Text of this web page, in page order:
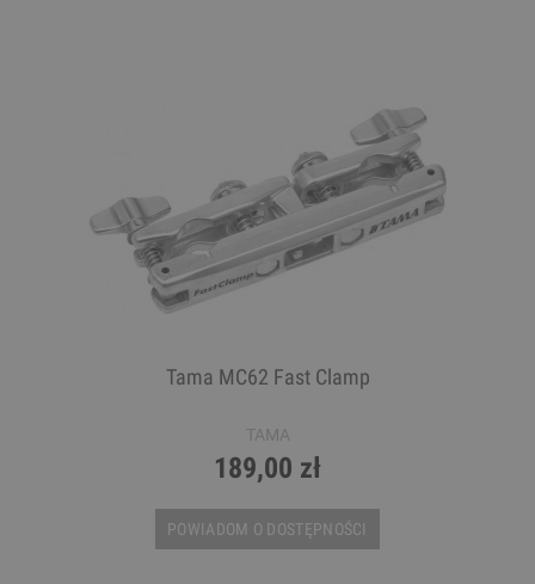
Tama MC62 Fast Clamp
TAMA
189,00 zł
POWIADOM O DOSTĘPNOŚCI